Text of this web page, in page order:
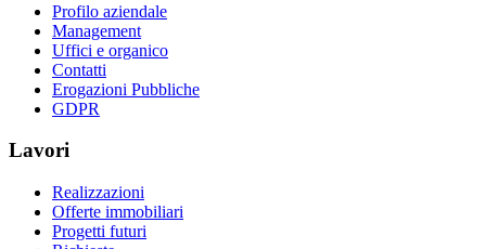
Profilo aziendale
Management
Uffici e organico
Contatti
Erogazioni Pubbliche
GDPR
Lavori
Realizzazioni
Offerte immobiliari
Progetti futuri